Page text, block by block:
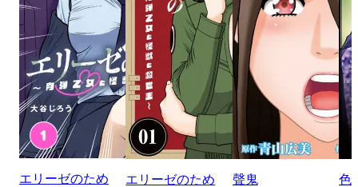
エリーゼのため
エリーゼのため
聲鬼
色